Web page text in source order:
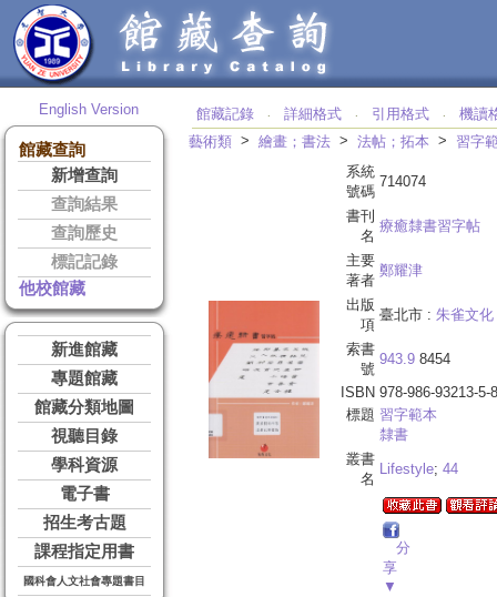
English Version
館藏查詢
新增查詢
查詢結果
查詢歷史
標記記錄
他校館藏
新進館藏
專題館藏
館藏分類地圖
視聽目錄
學科資源
電子書
招生考古題
課程指定用書
國科會人文社會專題書目
館藏記錄 ‧ 詳細格式 ‧ 引用格式 ‧
機讀
藝術類 > 繪畫；書法 > 法帖；拓本 > 習字
系統
號碼
714074
書刊
名
療癒隸書習字帖
主要
著者
鄭耀津
出版
項
臺北市 : 朱雀文化
索書
號
943.9 8454
ISBN 978-986-93213-5-8
標題 習字範本
隸書
叢書
名
Lifestyle; 44
分
享
▼